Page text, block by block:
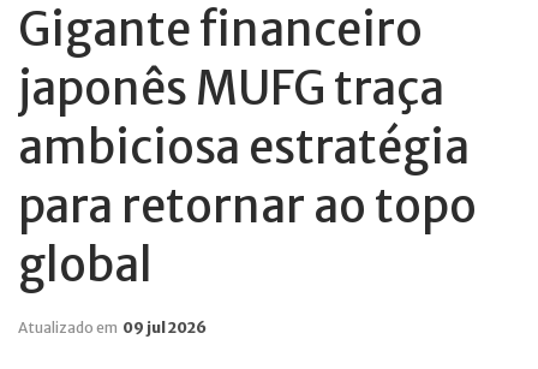
Gigante financeiro
japonês MUFG traça
ambiciosa estratégia
para retornar ao topo
global
Atualizado em 09 jul 2026